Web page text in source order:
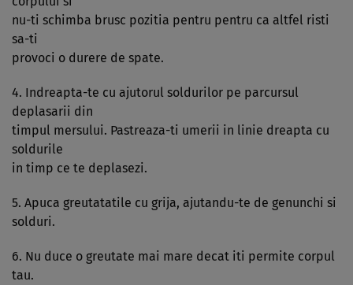
nu-ti schimba brusc pozitia pentru pentru ca altfel risti
sa-ti
provoci o durere de spate.
4. Indreapta-te cu ajutorul soldurilor pe parcursul
deplasarii din
timpul mersului. Pastreaza-ti umerii in linie dreapta cu
soldurile
in timp ce te deplasezi.
5. Apuca greutatatile cu grija, ajutandu-te de genunchi si
solduri.
6. Nu duce o greutate mai mare decat iti permite corpul
tau.